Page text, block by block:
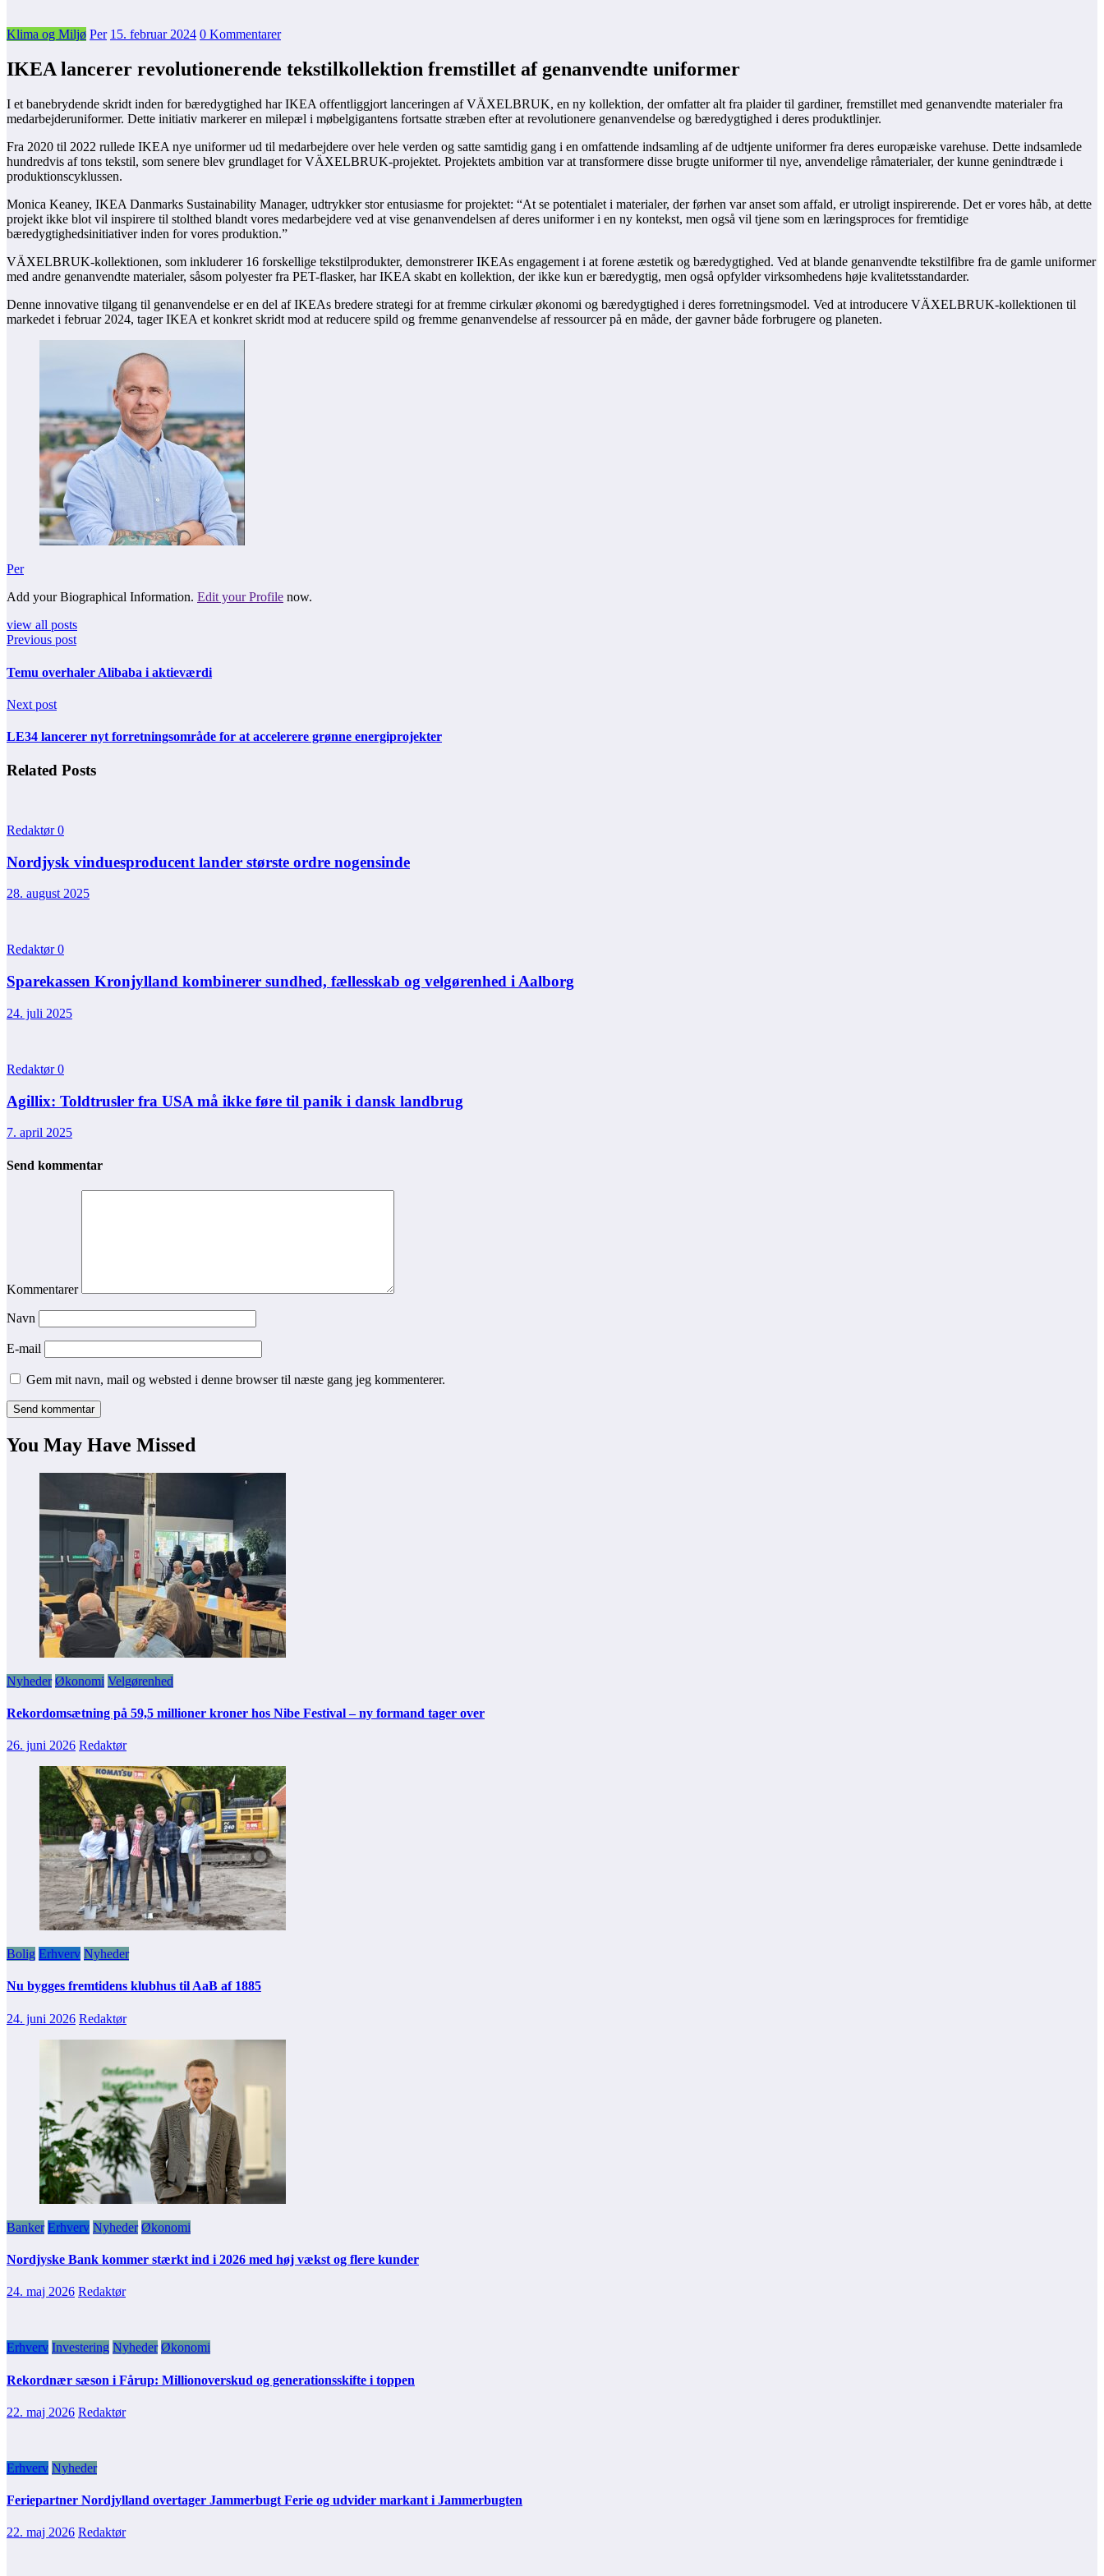
Klima og Miljø Per 15. februar 2024 0 Kommentarer
IKEA lancerer revolutionerende tekstilkollektion fremstillet af genanvendte uniformer
I et banebrydende skridt inden for bæredygtighed har IKEA offentliggjort lanceringen af VÄXELBRUK, en ny kollektion, der omfatter alt fra plaider til gardiner, fremstillet med genanvendte materialer fra
medarbejderuniformer. Dette initiativ markerer en milepæl i møbelgigantens fortsatte stræben efter at revolutionere genanvendelse og bæredygtighed i deres produktlinjer.
Fra 2020 til 2022 rullede IKEA nye uniformer ud til medarbejdere over hele verden og satte samtidig gang i en omfattende indsamling af de udtjente uniformer fra deres europæiske varehuse. Dette indsamlede
hundredvis af tons tekstil, som senere blev grundlaget for VÄXELBRUK-projektet. Projektets ambition var at transformere disse brugte uniformer til nye, anvendelige råmaterialer, der kunne genindtræde i
produktionscyklussen.
Monica Keaney, IKEA Danmarks Sustainability Manager, udtrykker stor entusiasme for projektet: “At se potentialet i materialer, der førhen var anset som affald, er utroligt inspirerende. Det er vores håb, at dette
projekt ikke blot vil inspirere til stolthed blandt vores medarbejdere ved at vise genanvendelsen af deres uniformer i en ny kontekst, men også vil tjene som en læringsproces for fremtidige
bæredygtighedsinitiativer inden for vores produktion.”
VÄXELBRUK-kollektionen, som inkluderer 16 forskellige tekstilprodukter, demonstrerer IKEAs engagement i at forene æstetik og bæredygtighed. Ved at blande genanvendte tekstilfibre fra de gamle uniformer
med andre genanvendte materialer, såsom polyester fra PET-flasker, har IKEA skabt en kollektion, der ikke kun er bæredygtig, men også opfylder virksomhedens høje kvalitetsstandarder.
Denne innovative tilgang til genanvendelse er en del af IKEAs bredere strategi for at fremme cirkulær økonomi og bæredygtighed i deres forretningsmodel. Ved at introducere VÄXELBRUK-kollektionen til
markedet i februar 2024, tager IKEA et konkret skridt mod at reducere spild og fremme genanvendelse af ressourcer på en måde, der gavner både forbrugere og planeten.
Per
Add your Biographical Information. Edit your Profile now.
view all posts
Previous post
Temu overhaler Alibaba i aktieværdi
Next post
LE34 lancerer nyt forretningsområde for at accelerere grønne energiprojekter
Related Posts
Redaktør0
Nordjysk vinduesproducent lander største ordre nogensinde
28. august 2025
Redaktør0
Sparekassen Kronjylland kombinerer sundhed, fællesskab og velgørenhed i Aalborg
24. juli 2025
Redaktør0
Agillix: Toldtrusler fra USA må ikke føre til panik i dansk landbrug
7. april 2025
Send kommentar
Kommentarer
Navn
E-mail
Gem mit navn, mail og websted i denne browser til næste gang jeg kommenterer.
You May Have Missed
Nyheder Økonomi Velgørenhed
Rekordomsætning på 59,5 millioner kroner hos Nibe Festival – ny formand tager over
26. juni 2026 Redaktør
Bolig Erhverv Nyheder
Nu bygges fremtidens klubhus til AaB af 1885
24. juni 2026 Redaktør
Banker Erhverv Nyheder Økonomi
Nordjyske Bank kommer stærkt ind i 2026 med høj vækst og flere kunder
24. maj 2026 Redaktør
Erhverv Investering Nyheder Økonomi
Rekordnær sæson i Fårup: Millionoverskud og generationsskifte i toppen
22. maj 2026 Redaktør
Erhverv Nyheder
Feriepartner Nordjylland overtager Jammerbugt Ferie og udvider markant i Jammerbugten
22. maj 2026 Redaktør